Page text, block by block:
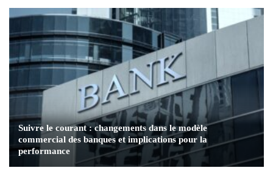
Suivre le courant : changements dans le modèle
commercial des banques et implications pour la
performance